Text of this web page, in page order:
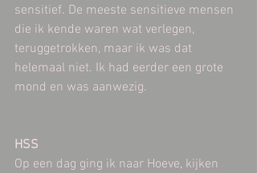
sensitief. De meeste sensitieve mensen
die ik kende waren wat verlegen,
teruggetrokken, maar ik was dat
helemaal niet. Ik had eerder een grote
mond en was aanwezig.
HSS
Op een dag ging ik naar Hoeve, kijken